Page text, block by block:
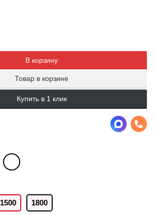
В корзину
Товар в корзине
Купить в 1 клик
1500 1800